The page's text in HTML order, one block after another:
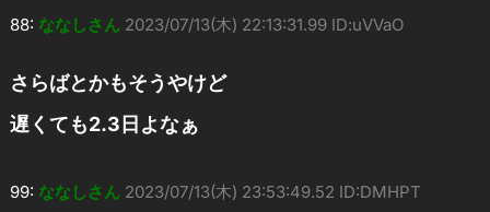
88: ななしさん 2023/07/13(木) 22:13:31.99 ID:uVVaO
さらばとかもそうやけど
遅くても2.3日よなぁ
99: ななしさん 2023/07/13(木) 23:53:49.52 ID:DMHPT